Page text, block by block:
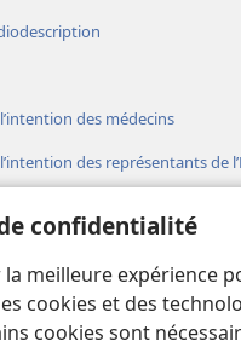
confidentialité
meilleure expérience
cookies et des
cookies sont
des médecins
des représentants de
ligne